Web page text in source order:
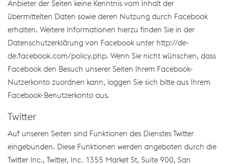
Anbieter der Seiten keine Kenntnis vom Inhalt der
übermittelten Daten sowie deren Nutzung durch Facebook
erhalten. Weitere Informationen hierzu finden Sie in der
Datenschutzerklärung von Facebook unter http://de-
de.facebook.com/policy.php. Wenn Sie nicht wünschen, dass
Facebook den Besuch unserer Seiten Ihrem Facebook-
Nutzerkonto zuordnen kann, loggen Sie sich bitte aus Ihrem
Facebook-Benutzerkonto aus.
Twitter
Auf unseren Seiten sind Funktionen des Dienstes Twitter
eingebunden. Diese Funktionen werden angeboten durch die
Twitter Inc., Twitter, Inc. 1355 Market St, Suite 900, San